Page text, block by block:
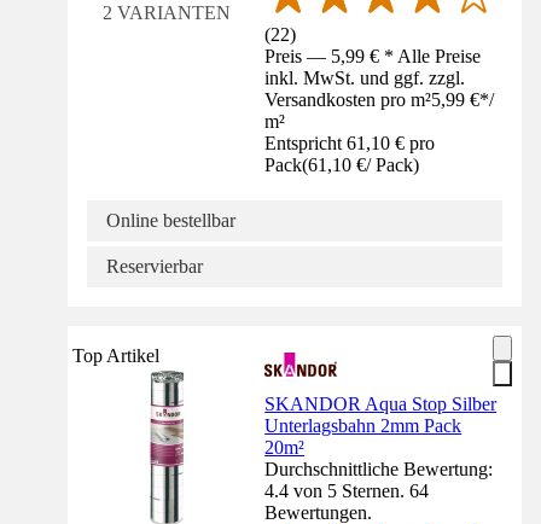
2 VARIANTEN
(22)
Preis — 5,99 € * Alle Preise
inkl. MwSt. und ggf. zzgl.
Versandkosten pro m²5,99 €*/
m²
Entspricht 61,10 € pro
Pack(61,10 €/ Pack)
Online bestellbar
Reservierbar
Top Artikel
SKANDOR Aqua Stop Silber
Unterlagsbahn 2mm Pack
20m²
Durchschnittliche Bewertung:
4.4 von 5 Sternen. 64
Bewertungen.